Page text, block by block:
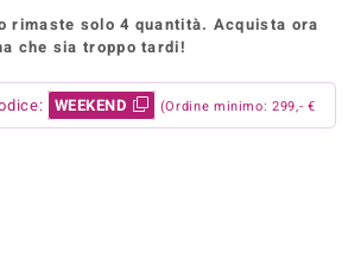
rimaste solo 4 quantità. Acquista ora
che sia troppo tardi!
WEEKEND (Ordine minimo: 299,- €